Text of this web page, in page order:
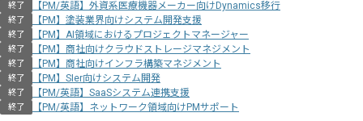
終了 【PM/英語】外資系医療機器メーカー向けDynamics移行
終了 【PM】塗装業界向けシステム開発支援
終了 【PM】AI領域におけるプロジェクトマネージャー
終了 【PM】商社向けクラウドストレージマネジメント
終了 【PM】商社向けインフラ構築マネジメント
終了 【PM】SIer向けシステム開発
終了 【PM/英語】SaaSシステム連携支援
終了
【PM/英語】ネットワーク領域向けPMサポート